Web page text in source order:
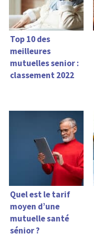
Top 10 des
meilleures
mutuelles senior :
classement 2022
Quel est le tarif
moyen d’une
mutuelle santé
sénior ?